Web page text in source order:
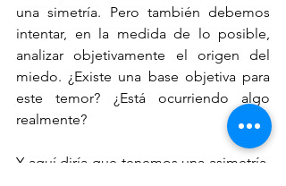
una simetría. Pero también debemos
intentar, en la medida de lo posible,
analizar objetivamente el origen del
miedo. ¿Existe una base objetiva para
este temor? ¿Está ocurriendo algo
realmente?
Y aquí diría que tenemos una asimetría,